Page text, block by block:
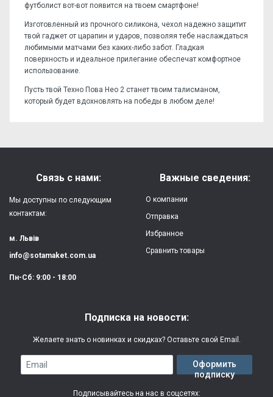
футболист вот-вот появится на твоем смартфоне!
Изготовленный из прочного силикона, чехол надежно защитит
твой гаджет от царапин и ударов, позволяя тебе наслаждаться
любимыми матчами без каких-либо забот. Гладкая
поверхность и идеальное прилегание обеспечат комфортное
использование.
Пусть твой Техно Пова Нео 2 станет твоим талисманом,
который будет вдохновлять на победы в любом деле!
Защита:
от ударов,
Качество:
яркая, четкая
Особенности:
(влагостойкая, гибкая)
Гарантия: 3 месяца
Напишите отзыв или мнение
Связь с нами:
Мы доступны по следующим
контактам:
м. Львів
info@sotamaket.com.ua
Пн-Сб: 9:00 - 18:00
Важные сведения:
О компании
Отправка
Избранное
Сравнить товары
Подписка на новости:
Желаете знать о новинках и скидках? Оставьте свой Email.
Email
Оформить
подписку
Подписывайтесь на нас в соцсетях: